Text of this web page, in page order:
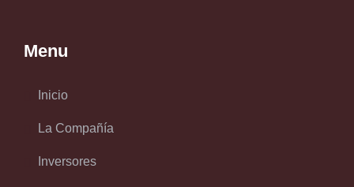
Menu
Inicio
La Compañía
Inversores